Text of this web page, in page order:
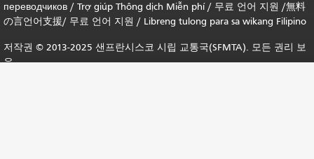
переводчиков / Trợ giúp Thông dịch Miễn phí/ 무료 언어 지원 /無料
の言언어支援/ 무료 언어 지원 / Libreng tulong para sa wikang Filipino
저작권 © 2013-2025 샌프란시스코 시립 교통국(SFMTA). 모든 권리 보
유.